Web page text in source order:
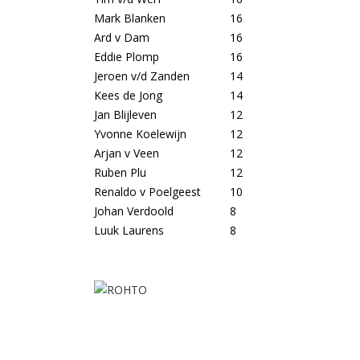
Mark Blanken
16
Ard v Dam
16
Eddie Plomp
16
Jeroen v/d Zanden
14
Kees de Jong
14
Jan Blijleven
12
Yvonne Koelewijn
12
Arjan v Veen
12
Ruben Plu
12
Renaldo v Poelgeest
10
Johan Verdoold
8
Luuk Laurens
8